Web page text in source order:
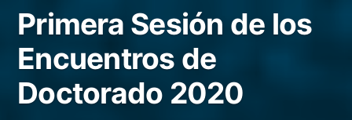
Primera Sesión de los
Encuentros de
Doctorado 2020